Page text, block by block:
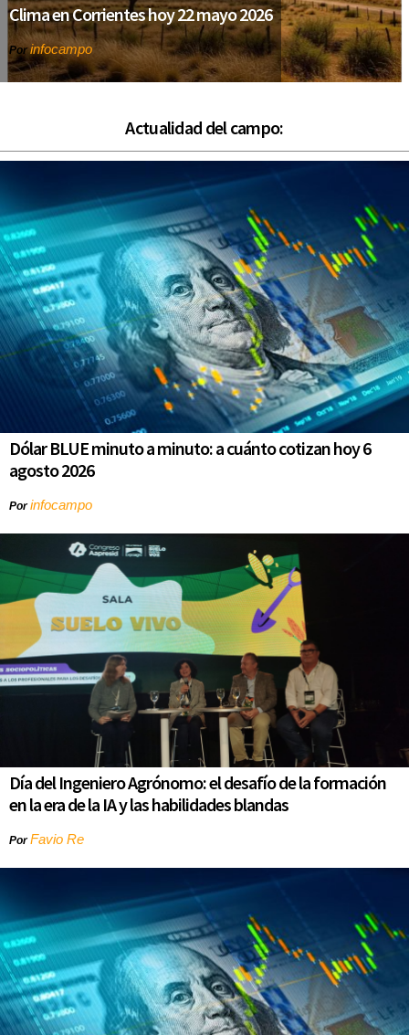
Clima en Corrientes hoy 22 mayo 2026
Porinfocampo
Actualidad del campo:
Dólar BLUE minuto a minuto: a cuánto cotizan hoy 6
agosto 2026
Porinfocampo
Día del Ingeniero Agrónomo: el desafío de la formación
en la era de la IA y las habilidades blandas
PorFavio Re